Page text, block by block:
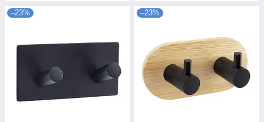
–23% –23%